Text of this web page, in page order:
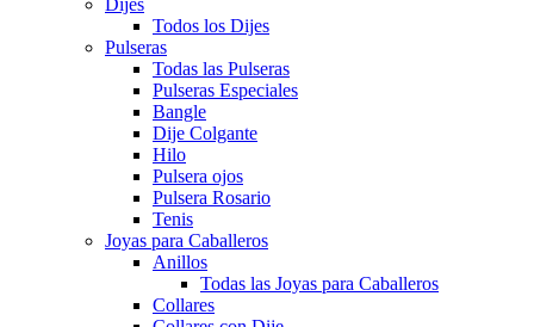
Dijes
Todos los Dijes
Pulseras
Todas las Pulseras
Pulseras Especiales
Bangle
Dije Colgante
Hilo
Pulsera ojos
Pulsera Rosario
Tenis
Joyas para Caballeros
Anillos
Todas las Joyas para Caballeros
Collares